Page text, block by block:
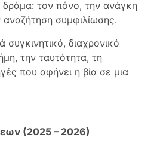
τον πόνο, την ανάγκη
αναζήτηση συμφιλίωσης.
συγκινητικό, διαχρονικό
την ταυτότητα, τη
που αφήνει η βία σε μια
(2025 – 2026)